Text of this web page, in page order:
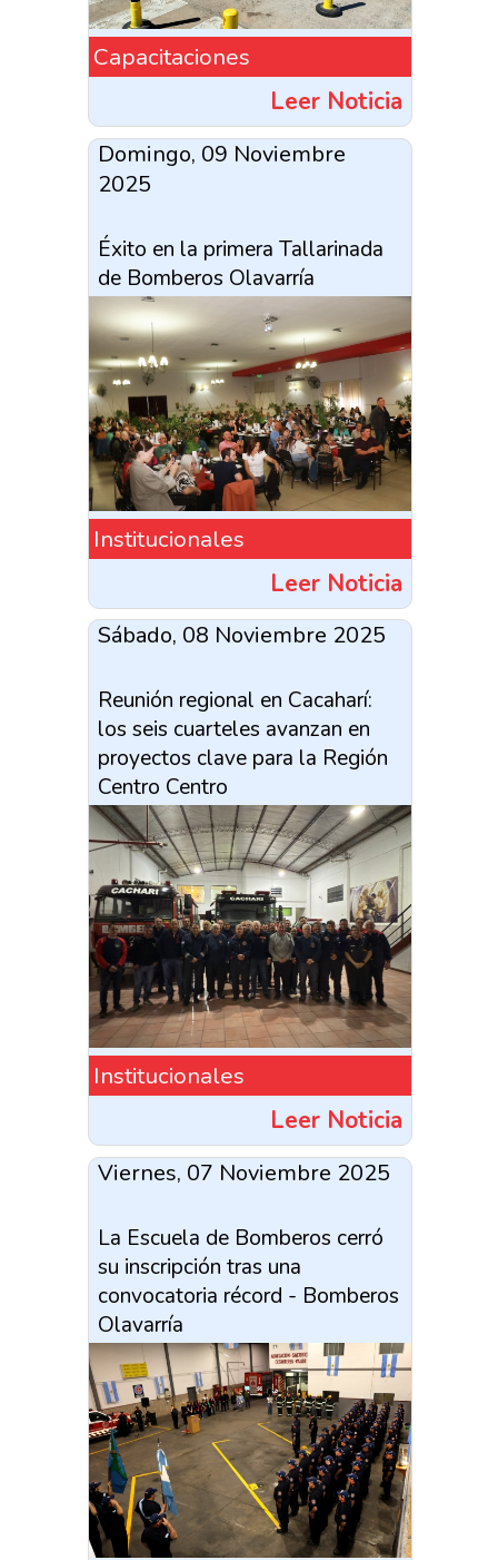
Capacitaciones
Leer Noticia
Domingo, 09 Noviembre
2025
Éxito en la primera Tallarinada
de Bomberos Olavarría
Institucionales
Leer Noticia
Sábado, 08 Noviembre 2025
Reunión regional en Cacaharí:
los seis cuarteles avanzan en
proyectos clave para la Región
Centro Centro
Institucionales
Leer Noticia
Viernes, 07 Noviembre 2025
La Escuela de Bomberos cerró
su inscripción tras una
convocatoria récord - Bomberos
Olavarría